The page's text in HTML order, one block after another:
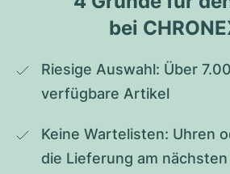
bei
Riesige Auswahl: Über
verfügbare Artikel
Keine Wartelisten: Uhren
die Lieferung am